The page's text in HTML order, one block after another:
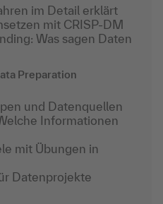
im Detail erklärt
mit CRISP-DM
Was sagen Daten
Preparation
und Datenquellen
Informationen
mit Übungen in
Datenprojekte